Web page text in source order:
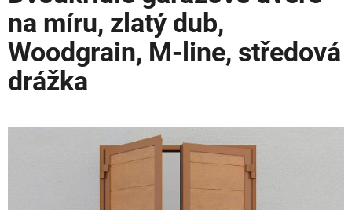
na míru, zlatý dub,
Woodgrain, M-line, středová
drážka